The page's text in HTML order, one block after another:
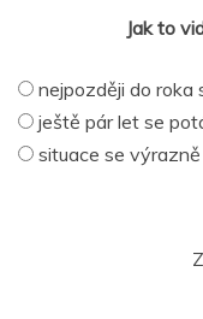
Jak to
nejpozději do roka
ještě pár let se
situace se